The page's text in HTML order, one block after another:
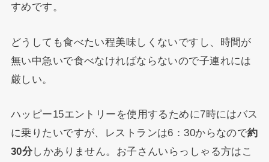
すめです。
どうしても食べたい程美味しくないですし、時間が
無い中急いで食べなければならないので子連れには
厳しい。
ハッピー15エントリーを使用するために7時にはバス
に乗りたいですが、レストランは6：30からなので約
30分しかありません。お子さんいらっしゃる方はこ